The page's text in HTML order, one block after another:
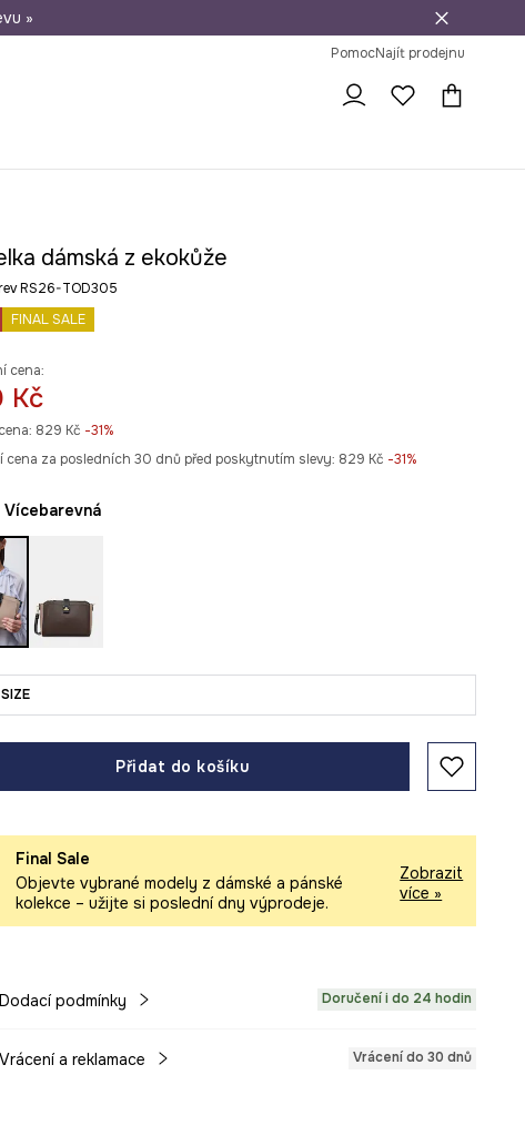
30 dní na vrácení zboží
»
PomocNajít prodejnu
dámská z ekokůže
RS26-TOD305
FINAL SALE
cena:
Kč
829 Kč -31%
cena za posledních 30 dnů před poskytnutím slevy: 829 Kč -31%
vícebarevná
Přidat do košíku
Final Sale
Objevte vybrané modely z dámské a pánské
kolekce – užijte si poslední dny výprodeje.
Zobrazit
více »
Dodací podmínky Doručení i do 24 hodin
Vrácení a reklamace Vrácení do 30 dnů